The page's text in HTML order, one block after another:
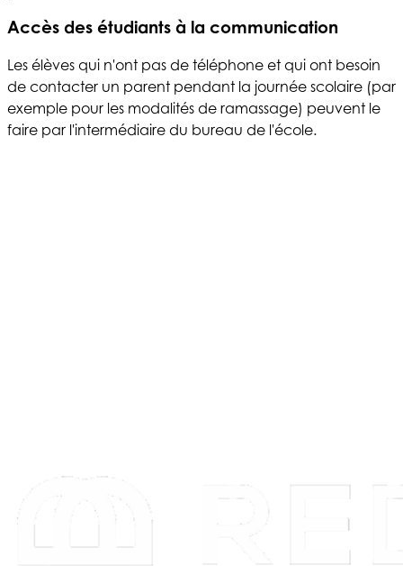
Accès des étudiants à la communication
Les élèves qui n'ont pas de téléphone et qui ont besoin
de contacter un parent pendant la journée scolaire (par
exemple pour les modalités de ramassage) peuvent le
faire par l'intermédiaire du bureau de l'école.